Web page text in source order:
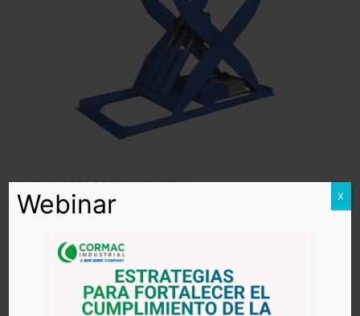
ELEVADORES DE MONOTIJERA
Los elevadores monotijera de Blue Giant aumentan la
al eliminar la necesidad de manejar cargas pesadas
manualmente.
Webinar X